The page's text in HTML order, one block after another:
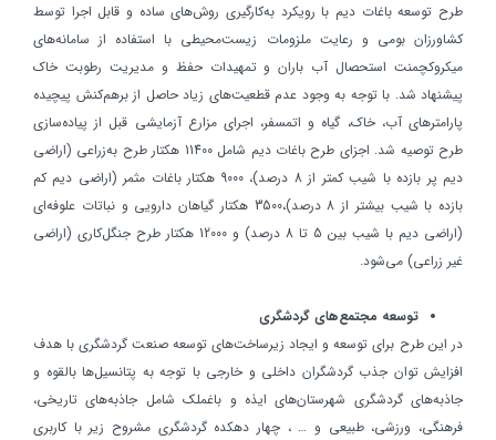
طرح توسعه باغات ديم با رويكرد به‌كارگيري روش‌هاي ساده و قابل اجرا توسط
كشاورزان بومي و رعايت ملزومات زيست‌محيطي با استفاده از سامانه‌هاي
ميكروكچمنت استحصال آب باران و تمهيدات حفظ و مديريت رطوبت خاك
پيشنهاد شد. با توجه به وجود عدم قطعيت‌هاي زياد حاصل از برهم‌كنش پيچيده
پارامترهاي آب، خاك، گياه و اتمسفر، اجراي مزارع آزمايشي قبل از پياده‌سازي
طرح توصيه شد. اجزاي طرح باغات ديم شامل 11400 هكتار طرح به‌زراعي (اراضي
ديم پر بازده با شيب كمتر از 8 درصد)، 9000 هكتار باغات مثمر (اراضي ديم كم
بازده با شيب بيشتر از 8 درصد)،3500 هكتار گياهان دارويي و نباتات علوفه‌اي
(اراضي ديم با شيب بين 5 تا 8 درصد) و 12000 هكتار طرح جنگل‌كاري (اراضي
غير زراعي) مي‌شود.
توسعه مجتمع‌هاي گردشگري
در اين طرح برای توسعه و ايجاد زيرساخت‌هاي توسعه صنعت گردشگري با هدف
افزايش توان جذب گردشگران داخلي و خارجي با توجه به پتانسيل‌ها بالقوه و
جاذبه‌هاي گردشگري شهرستان‌هاي ايذه و باغملك شامل جاذبه‌هاي تاريخي،
فرهنگي، ورزشي، طبيعي و … ، چهار دهكده‌‌ گردشگري مشروح زير با كاربري